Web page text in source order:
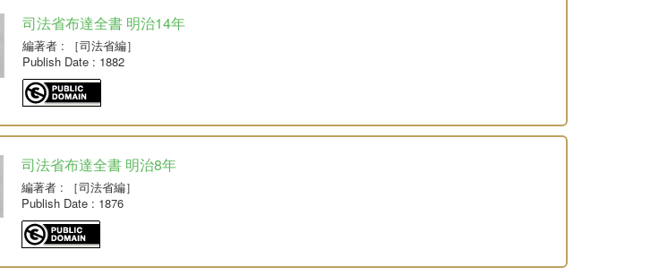
司法省布達全書 明治14年
編著者: ［司法省編］
Publish Date: 1882
司法省布達全書 明治8年
編著者: ［司法省編］
Publish Date: 1876